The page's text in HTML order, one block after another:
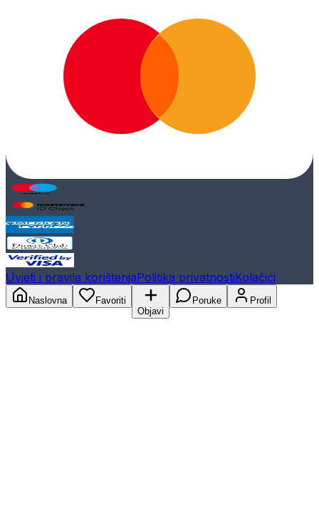
Uvjeti i pravila korištenjaPolitika privatnostiKolačići
Naslovna
Favoriti
Objavi
Poruke Profil